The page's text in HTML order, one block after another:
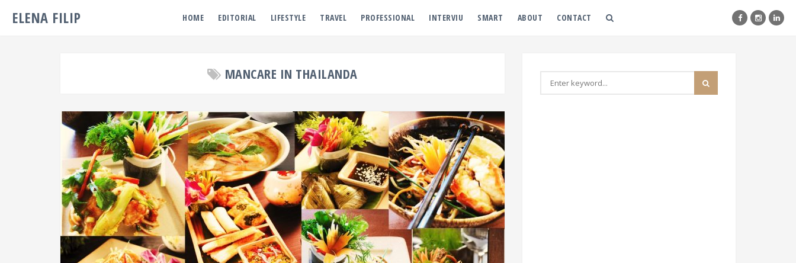
ELENA FILIP HOME EDITORIAL LIFESTYLE TRAVEL PROFESSIONAL INTERVIU SMART ABOUT CONTACT
MANCARE IN THAILANDA